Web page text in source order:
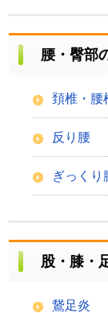
腰・臀部
頚椎・腰
反り腰
ぎっくり
股・膝・
鵞足炎